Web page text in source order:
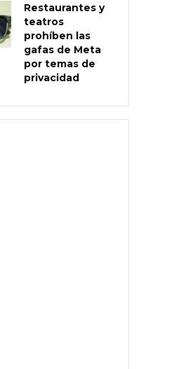
Restaurantes y
teatros
prohíben las
gafas de Meta
por temas de
privacidad